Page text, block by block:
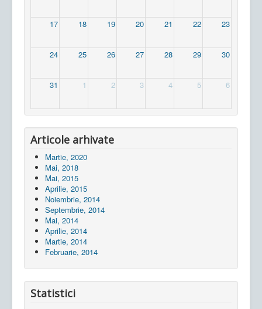
17 18 19 20 21 22 23
24 25 26 27 28 29 30
31 1 2 3 4 5 6
Articole arhivate
Martie, 2020
Mai, 2018
Mai, 2015
Aprilie, 2015
Noiembrie, 2014
Septembrie, 2014
Mai, 2014
Aprilie, 2014
Martie, 2014
Februarie, 2014
Statistici